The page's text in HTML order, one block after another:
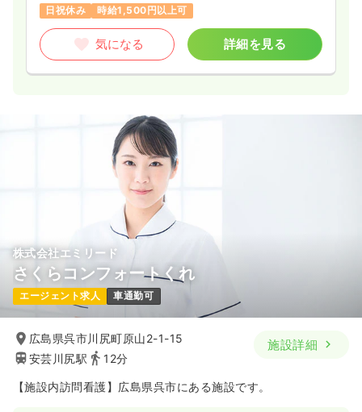
日祝休み
時給1,500円以上可
気になる 詳細を見る
株式会社エミリード
さくらコンフォートくれ
エージェント求人 車通勤可
広島県呉市川尻町原山2-1-15
安芸川尻駅
12分
施設詳細
【施設内訪問看護】広島県呉市にある施設です。